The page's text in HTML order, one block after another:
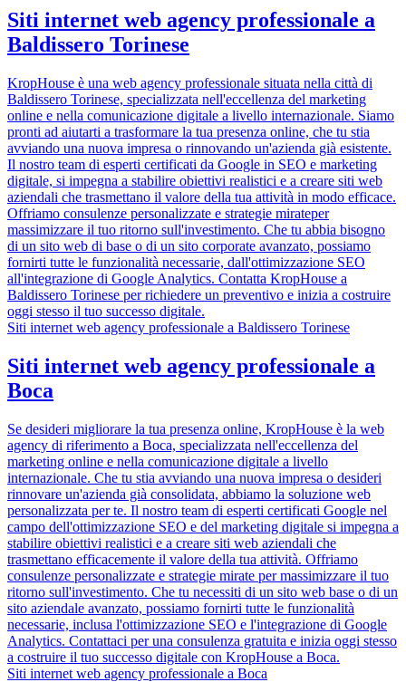
Siti internet web agency professionale a
Baldissero Torinese
KropHouse è una web agency professionale situata nella città di
Baldissero Torinese, specializzata nell'eccellenza del marketing
online e nella comunicazione digitale a livello internazionale. Siamo
pronti ad aiutarti a trasformare la tua presenza online, che tu stia
avviando una nuova impresa o rinnovando un'azienda già esistente.
Il nostro team di esperti certificati da Google in SEO e marketing
digitale, si impegna a stabilire obiettivi realistici e a creare siti web
aziendali che trasmettano il valore della tua attività in modo efficace.
Offriamo consulenze personalizzate e strategie mirateper
massimizzare il tuo ritorno sull'investimento. Che tu abbia bisogno
di un sito web di base o di un sito corporate avanzato, possiamo
fornirti tutte le funzionalità necessarie, dall'ottimizzazione SEO
all'integrazione di Google Analytics. Contatta KropHouse a
Baldissero Torinese per richiedere un preventivo e inizia a costruire
oggi stesso il tuo successo digitale.
Siti internet web agency professionale a Baldissero Torinese
Siti internet web agency professionale a
Boca
Se desideri migliorare la tua presenza online, KropHouse è la web
agency di riferimento a Boca, specializzata nell'eccellenza del
marketing online e nella comunicazione digitale a livello
internazionale. Che tu stia avviando una nuova impresa o desideri
rinnovare un'azienda già consolidata, abbiamo la soluzione web
personalizzata per te. Il nostro team di esperti certificati Google nel
campo dell'ottimizzazione SEO e del marketing digitale si impegna a
stabilire obiettivi realistici e a creare siti web aziendali che
trasmettano efficacemente il valore della tua attività. Offriamo
consulenze personalizzate e strategie mirate per massimizzare il tuo
ritorno sull'investimento. Che tu necessiti di un sito web base o di un
sito aziendale avanzato, possiamo fornirti tutte le funzionalità
necessarie, inclusa l'ottimizzazione SEO e l'integrazione di Google
Analytics. Contattaci per una consulenza gratuita e inizia oggi stesso
a costruire il tuo successo digitale con KropHouse a Boca.
Siti internet web agency professionale a Boca